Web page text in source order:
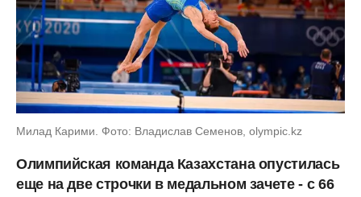
Милад Карими. Фото: Владислав Семенов, olympic.kz
Олимпийская команда Казахстана опустилась
еще на две строчки в медальном зачете - с 66